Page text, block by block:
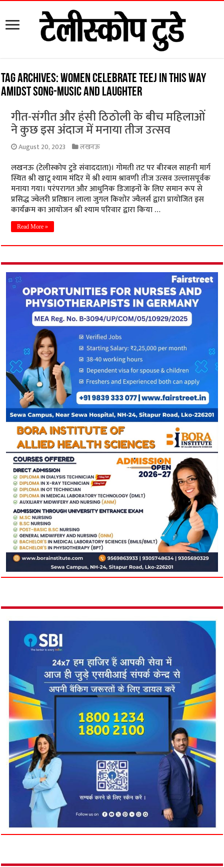
Tag Archives:Women celebrate Teej in this way
amidst song-music and laughter
गीत-संगीत और हंसी ठिठोली के बीच महिलाओं
ने कुछ इस अंदाज में मनाया तीज उत्सव
August 20, 2023 लखनऊ
लखनऊ (टेलीस्कोप टुडे संवाददाता)। गोमती तट पर बीरबल साहनी मार्ग
स्थित श्री खाटू श्याम मंदिर में श्री श्याम श्रावणी तीज उत्सव उल्लासपूर्वक
मनाया गया। परंपरागत और आधुनिक डिजाइनों के लिए समान रूप से
प्रसिद्ध ज्वेलरी प्रतिष्ठान लाला जुगल किशोर ज्वैलर्स द्वारा प्रायोजित इस
कार्यक्रम का आयोजन श्री श्याम परिवार द्वारा किया …
Read More »